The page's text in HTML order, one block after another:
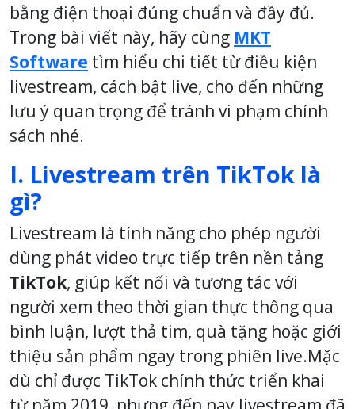
bằng điện thoại đúng chuẩn và đầy đủ.
Trong bài viết này, hãy cùng MKT
Software tìm hiểu chi tiết từđiều kiện
livestream, cách bật live, cho đến những
lưu ý quan trọng để tránh vi phạm chính
sách nhé.
I. Livestream trên TikTok là
gì?
Livestream là tính năng cho phép người
dùng phát video trực tiếp trên nền tảng
TikTok, giúp kết nối và tương tác với
người xem theo thời gian thực thông qua
bình luận, lượt thả tim, quà tặng hoặc giới
thiệu sản phẩm ngay trong phiên live.Mặc
dù chỉ được TikTok chính thức triển khai